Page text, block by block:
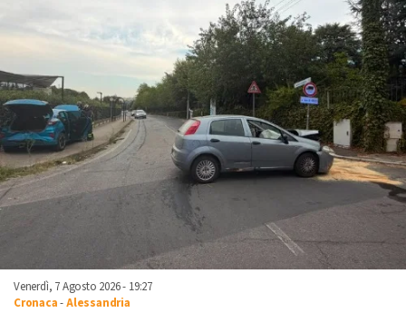
Venerdì, 7 Agosto 2026 - 19:27
Cronaca-Alessandria